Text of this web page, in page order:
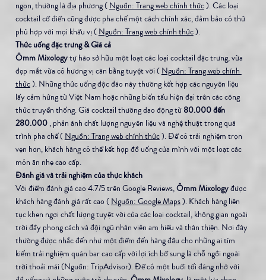
ngon, thường là địa phương ( Nguồn: Trang web chính thức ). Các loại
cocktail cổ điển cũng được pha chế một cách chính xác, đảm bảo có thứ
phù hợp với mọi khẩu vị ( Nguồn: Trang web chính thức ).
Thức uống đặc trưng & Giá cả
Ômm Mixology tự hào sở hữu một loạt các loại cocktail đặc trưng, ​​vừa
đẹp mắt vừa có hương vị cân bằng tuyệt vời ( Nguồn: Trang web chính
thức ). Những thức uống độc đáo này thường kết hợp các nguyên liệu
lấy cảm hứng từ Việt Nam hoặc những biến tấu hiện đại trên các công
thức truyền thống. Giá cocktail thường dao động từ 80.000 đến
280.000 , phản ánh chất lượng nguyên liệu và nghệ thuật trong quá
trình pha chế ( Nguồn: Trang web chính thức ). Để có trải nghiệm trọn
vẹn hơn, khách hàng có thể kết hợp đồ uống của mình với một loạt các
món ăn nhẹ cao cấp.
Đánh giá và trải nghiệm của thực khách
Với điểm đánh giá cao 4.7/5 trên Google Reviews, Ômm Mixology được
khách hàng đánh giá rất cao ( Nguồn: Google Maps ). Khách hàng liên
tục khen ngợi chất lượng tuyệt vời của các loại cocktail, không gian ngoài
trời đầy phong cách và đội ngũ nhân viên am hiểu và thân thiện. Nơi đây
thường được nhắc đến như một điểm đến hàng đầu cho những ai tìm
kiếm trải nghiệm quán bar cao cấp với lợi ích bổ sung là chỗ ngồi ngoài
trời thoải mái (Nguồn: TripAdvisor). Để có một buổi tối đáng nhớ với